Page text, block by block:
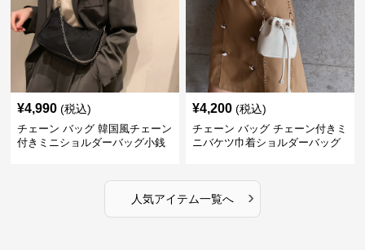
¥4,990 (税込)
チェーン バッグ 韓国風チェーン
付きミニショルダーバッグ小銭
¥4,200 (税込)
チェーン バッグ チェーン付きミ
ニバケツ巾着ショルダーバッグ
人気アイテム一覧へ ›